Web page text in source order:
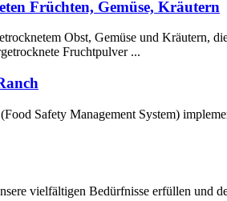
Früchten, Gemüse, Kräutern
Obst, Gemüse und Kräutern,
Fruchtpulver ...
Safety Management System)
vielfältigen Bedürfnisse erfüllen und